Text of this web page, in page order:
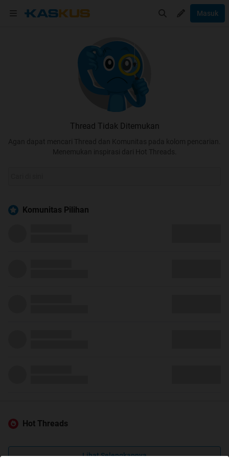
Masuk
Thread Tidak Ditemukan
Agan dapat mencari Thread dan Komunitas pada kolom pencarian.
Menemukan inspirasi dari Hot Threads.
Komunitas Pilihan
Hot Threads
Lihat Selengkapnya